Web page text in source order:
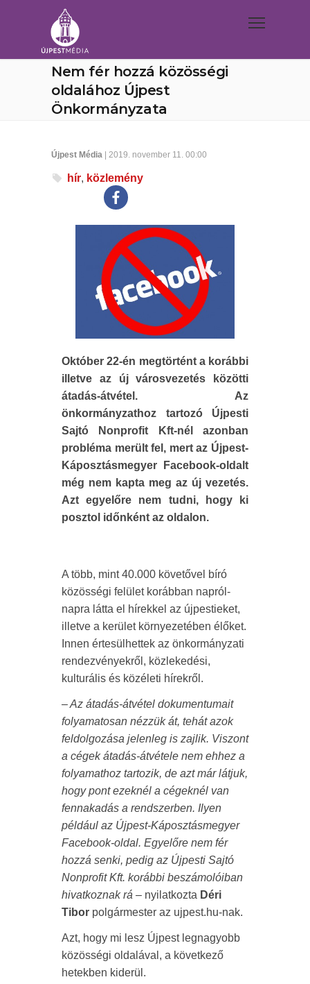
Nem fér hozzá közösségi
oldalához Újpest
Önkormányzata
Újpest Média | 2019. november 11. 00:00
hír, közlemény
Október 22-én megtörtént a korábbi
illetve az új városvezetés közötti
átadás-átvétel. Az
önkormányzathoz tartozó Újpesti
Sajtó Nonprofit Kft-nél azonban
probléma merült fel, mert az Újpest-
Káposztásmegyer Facebook-oldalt
még nem kapta meg az új vezetés.
Azt egyelőre nem tudni, hogy ki
posztol időnként az oldalon.
A több, mint 40.000 követővel bíró
közösségi felület korábban napról-
napra látta el hírekkel az újpestieket,
illetve a kerület környezetében élőket.
Innen értesülhettek az önkormányzati
rendezvényekről, közlekedési,
kulturális és közéleti hírekről.
– Az átadás-átvétel dokumentumait
folyamatosan nézzük át, tehát azok
feldolgozása jelenleg is zajlik. Viszont
a cégek átadás-átvétele nem ehhez a
folyamathoz tartozik, de azt már látjuk,
hogy pont ezeknél a cégeknél van
fennakadás a rendszerben. Ilyen
például az Újpest-Káposztásmegyer
Facebook-oldal. Egyelőre nem fér
hozzá senki, pedig az Újpesti Sajtó
Nonprofit Kft. korábbi beszámolóiban
hivatkoznak rá – nyilatkozta Déri
Tibor polgármester az ujpest.hu-nak.
Azt, hogy mi lesz Újpest legnagyobb
közösségi oldalával, a következő
hetekben kiderül.